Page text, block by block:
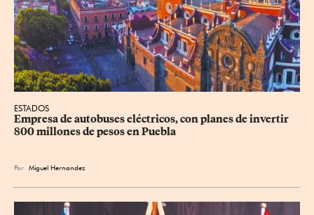
ESTADOS
Empresa de autobuses eléctricos, con planes de invertir
800 millones de pesos en Puebla
Por Miguel Hernandez